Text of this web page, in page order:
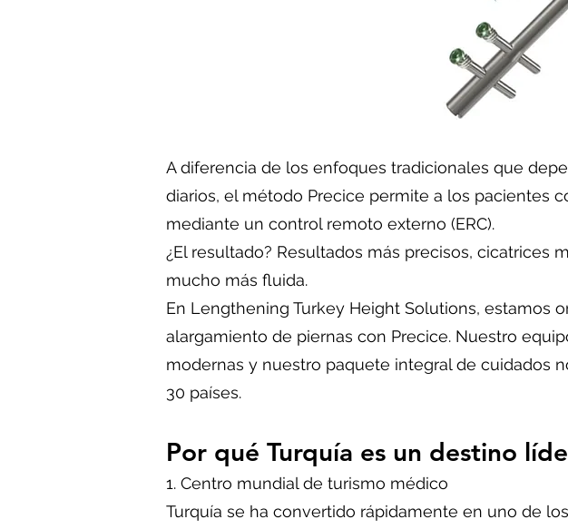
A diferencia de los enfoques tradicionales que
diarios, el método Precice permite a los pacientes
mediante un control remoto externo (ERC).
¿El resultado? Resultados más precisos, cicatrices
mucho más fluida.
En Lengthening Turkey Height Solutions, estamos
alargamiento de piernas con Precice. Nuestro
modernas y nuestro paquete integral de cuidados
30 países.
Por qué Turquía es un destino
1. Centro mundial de turismo médico
Turquía se ha convertido rápidamente en uno de